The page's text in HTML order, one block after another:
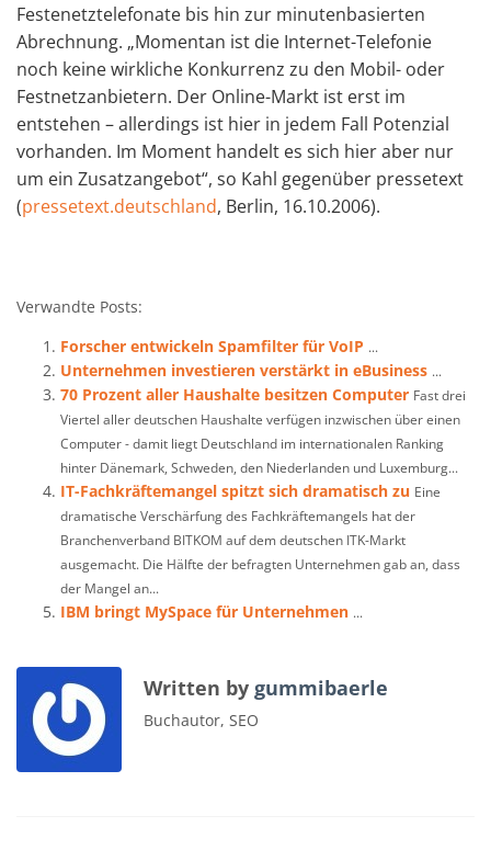
Festenetztelefonate bis hin zur minutenbasierten
Abrechnung. „Momentan ist die Internet-Telefonie
noch keine wirkliche Konkurrenz zu den Mobil- oder
Festnetzanbietern. Der Online-Markt ist erst im
entstehen – allerdings ist hier in jedem Fall Potenzial
vorhanden. Im Moment handelt es sich hier aber nur
um ein Zusatzangebot“, so Kahl gegenüber pressetext
(pressetext.deutschland, Berlin, 16.10.2006).
Verwandte Posts:
Forscher entwickeln Spamfilter für VoIP ...
Unternehmen investieren verstärkt in eBusiness ...
70 Prozent aller Haushalte besitzen Computer Fast drei
Viertel aller deutschen Haushalte verfügen inzwischen über einen
Computer - damit liegt Deutschland im internationalen Ranking
hinter Dänemark, Schweden, den Niederlanden und Luxemburg...
IT-Fachkräftemangel spitzt sich dramatisch zu Eine
dramatische Verschärfung des Fachkräftemangels hat der
Branchenverband BITKOM auf dem deutschen ITK-Markt
ausgemacht. Die Hälfte der befragten Unternehmen gab an, dass
der Mangel an...
IBM bringt MySpace für Unternehmen ...
Written by gummibaerle
Buchautor, SEO